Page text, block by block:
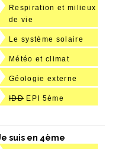
Respiration et milieux
de vie
Le système solaire
Météo et climat
Géologie externe
IDD EPI 5ème
suis en 4ème